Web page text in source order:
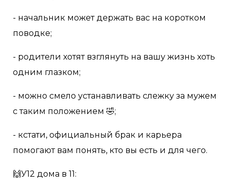
- начальник может держать вас на коротком
поводке;
- родители хотят взглянуть на вашу жизнь хоть
одним глазком;
- можно смело устанавливать слежку за мужем
с таким положением 🤣;
- кстати, официальный брак и карьера
помогают вам понять, кто вы есть и для чего.
🙌У12 дома в 11: